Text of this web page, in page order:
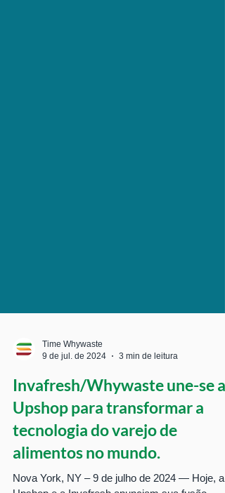
9 de jul. de 2024
3 min de leitura
Invafresh/Whywaste une-se a
Upshop para transformar a
tecnologia do varejo de
alimentos no mundo.